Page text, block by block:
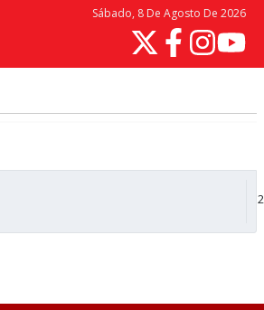
Sábado, 8 De Agosto De 2026